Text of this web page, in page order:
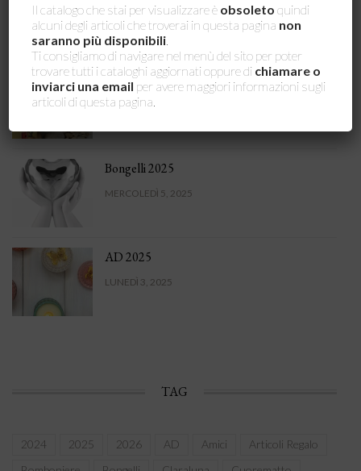
VENERDÌ 16, 2026
AD 2026
VENERDÌ 16, 2026
Bongelli 2025
MERCOLEDÌ 5, 2025
AD 2025
LUNEDÌ 3, 2025
TAG
2024 2025 2026 AD Amici
Articoli Regalo
Il catalogo che stai per visualizzare è obsoleto quindi
alcuni degli articoli che troverai in questa pagina non
saranno più disponibili
Ti consigliamo di navigare nel menù del sito per poter
trovare tutti i cataloghi aggiornati oppure di chiamare o
inviarci una email per avere maggiori informazioni sugli
articoli di questa pagina.